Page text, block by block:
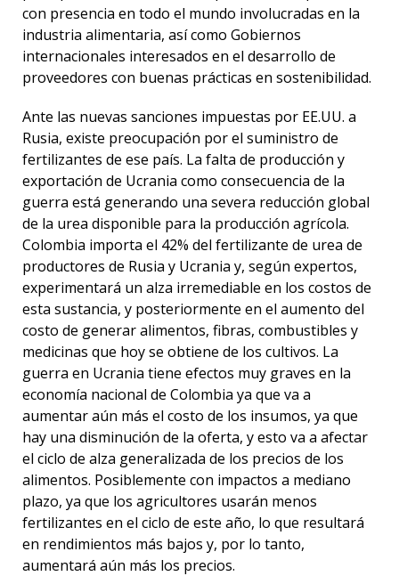
con presencia en todo el mundo involucradas en la
industria alimentaria, así como Gobiernos
internacionales interesados en el desarrollo de
proveedores con buenas prácticas en sostenibilidad.
Ante las nuevas sanciones impuestas por EE.UU. a
Rusia, existe preocupación por el suministro de
fertilizantes de ese país. La falta de producción y
exportación de Ucrania como consecuencia de la
guerra está generando una severa reducción global
de la urea disponible para la producción agrícola.
Colombia importa el 42% del fertilizante de urea de
productores de Rusia y Ucrania y, según expertos,
experimentará un alza irremediable en los costos de
esta sustancia, y posteriormente en el aumento del
costo de generar alimentos, fibras, combustibles y
medicinas que hoy se obtiene de los cultivos. La
guerra en Ucrania tiene efectos muy graves en la
economía nacional de Colombia ya que va a
aumentar aún más el costo de los insumos, ya que
hay una disminución de la oferta, y esto va a afectar
el ciclo de alza generalizada de los precios de los
alimentos. Posiblemente con impactos a mediano
plazo, ya que los agricultores usarán menos
fertilizantes en el ciclo de este año, lo que resultará
en rendimientos más bajos y, por lo tanto,
aumentará aún más los precios.